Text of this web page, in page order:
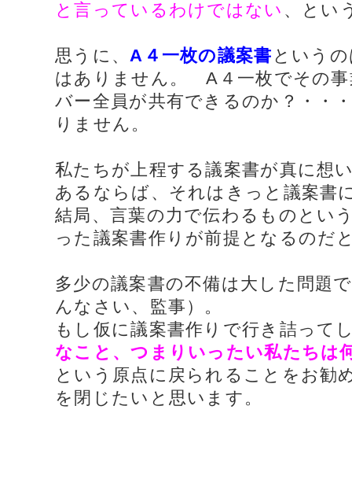
と言っているわけではない 、とい
思うに、A４一枚の議案書 という
はありません。 A４一枚でその
バー全員が共有できるのか？・・
りません。
私たちが上程する議案書が真に想
あるならば、それはきっと議案書
結局、言葉の力で伝わるものとい
った議案書作りが前提となるのだ
多少の議案書の不備は大した問題
んなさい、監事）。
もし仮に議案書作りで行き詰って
なこと、つまりいったい私たちは
という原点に戻られることをお勧
を閉じたいと思います。